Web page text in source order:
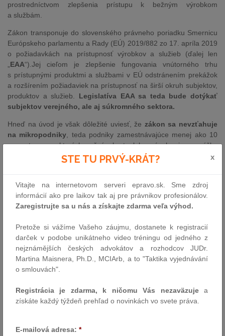
prostredníctvom zlepšenia prístupu k bežným výrobkom
a službám.
Zákon transponuje do slovenského právneho poriadku Smernicu
Európskeho parlamentu a Rady (EÚ) 2019/882 zo 17. apríla 2019
o požiadavkách na prístupnosť výrobkov a služieb (ďalej len
EAA“).Jej cieľom je zlepšenie fungovania vnútorného trhu
s prístupnými produktmi a službami v EÚ odstránením prekážok
a rozšírením požiadaviek na prístupnosť na širší okruh subjektov,
produktov a služieb. Legislatíva EAA sa teda bude dotýkať
subjektov verejného, ale aj súkromného sektora.
Hneď na úvod je však dôležité uviesť, že zákon sa nevzťahuje
na mikropodniky , teda podniky zamestnávajúce menej ako 10
zamestnancov, ktorých ročný obrat alebo súvaha je vo výške
menej ako 2 milióny eur. Okrem mikropodnikov má však zákon
Okruhy služieb, na ktoré sa zákon vzťahuje
Zákon sa vzťahuje na viaceré oblasti
služieb poskytovaných
spotrebiteľom
. Patria sem napríklad služby leteckej,
oblasti financií. Zákon sa však vzťahuje aj na tzv.
informačnej spoločnosti
, pod ktorými sa ukrýva viacero
„bežných“ digitálnych služieb, ako napríklad webové stránky
firiem, mobilné aplikácie a e-shopy. Práve na uvedenú oblasť sa
Legislatíva EAA
totiž definuje „služby informačnej spoločnosti“ ako
služby poskytovanéza úhradu, na diaľku, elektronickým
STE TU PRVÝ-KRÁT? x
Vitajte na internetovom serveri epravo.sk. Sme zdroj
informácií ako pre laikov tak aj pre právnikov profesionálov.
Zaregistrujte sa u nás a získajte zdarma veľa výhod.
Pretože si vážíme Vašeho záujmu, dostanete k registracií
darček v podobe unikátneho video tréningu od jedného z
nejznámějších českých advokátov a rozhodcov JUDr.
Martina Maisnera, Ph.D., MCIArb, a to "Taktika vyjednávání
o smlouvách".
Registrácia je zdarma, k ničomu Vás nezaväzujea
získáte každý týždeň prehľad o novinkách vo svete práva.
E-mailová adresa: *